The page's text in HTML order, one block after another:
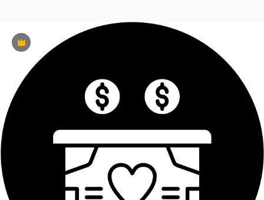
Премиум